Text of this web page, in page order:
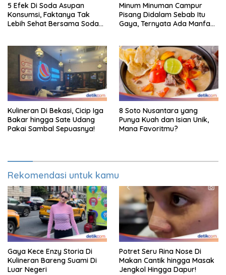
5 Efek Di Soda Asupan
Konsumsi, Faktanya Tak
Lebih Sehat Bersama Soda
Minum Minuman Campur
Pisang Didalam Sebab Itu
Gaya, Ternyata Ada Manfaat
Kulineran Di Bekasi, Cicip Iga
Bakar hingga Sate Udang
Pakai Sambal Sepuasnya!
8 Soto Nusantara yang
Punya Kuah dan Isian Unik,
Mana Favoritmu?
Rekomendasi untuk kamu
Gaya Kece Enzy Storia Di
Kulineran Bareng Suami Di
Luar Negeri
Potret Seru Rina Nose Di
Makan Cantik hingga Masak
Jengkol Hingga Dapur!